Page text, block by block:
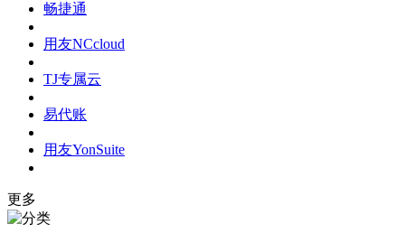
畅捷通
用友NCcloud
TJ专属云
易代账
用友YonSuite
更多